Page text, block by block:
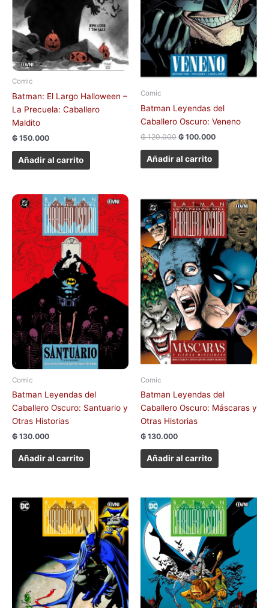
Comic
Batman: El Largo Halloween –
La Precuela: Caballero
Maldito
₲ 150.000
Añadir al carrito
Comic
Batman Leyendas del
Caballero Oscuro: Veneno
₲120.000 ₲ 100.000
Añadir al carrito
Comic
Batman Leyendas del
Caballero Oscuro: Santuario y
Otras Historias
₲ 130.000
Añadir al carrito
Comic
Batman Leyendas del
Caballero Oscuro: Máscaras y
Otras Historias
₲ 130.000
Añadir al carrito